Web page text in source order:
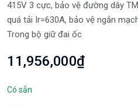
415V 3 cực, bảo vệ đường dây
quá tải Ir=630A, bảo vệ ngắn
Trong bộ giữ đai ốc
11,956,000₫
Có sẵn